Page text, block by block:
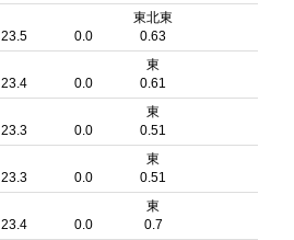
23.5 0.0
東北東
0.63
23.4 0.0
東
0.61
23.3 0.0
東
0.51
23.3 0.0
東
0.51
23.4 0.0
東
0.7